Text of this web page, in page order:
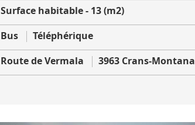
Surface habitable - 13 (m2)
Bus Téléphérique
Route de Vermala 3963 Crans-Montana